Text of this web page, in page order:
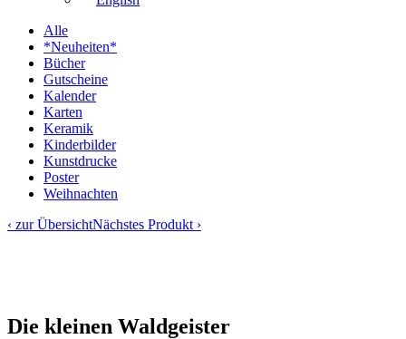
Alle
*Neuheiten*
Bücher
Gutscheine
Kalender
Karten
Keramik
Kinderbilder
Kunstdrucke
Poster
Weihnachten
‹ zur ÜbersichtNächstes Produkt ›
Die kleinen Waldgeister